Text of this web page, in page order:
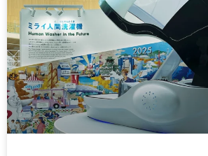
ウェアラブルデバイス
エッジAI
エネルギー
エネルギー/インフラ
エネルギーインフラ
エネルギーテクノロジー
エネルギー技術
エレクトロニクス